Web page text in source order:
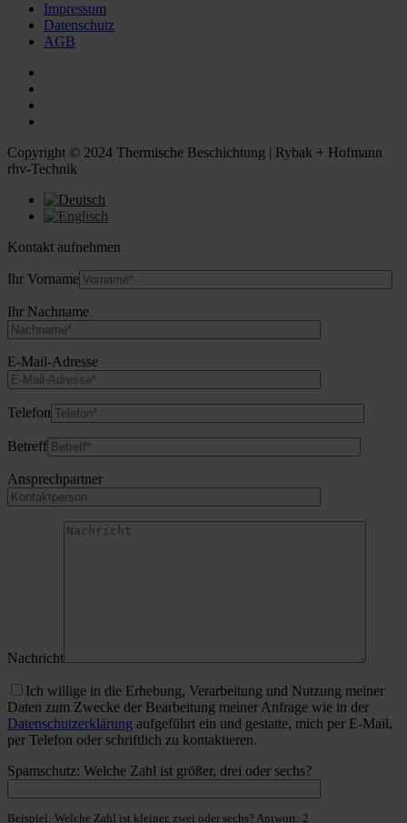
Impressum
Datenschutz
AGB
Copyright © 2024 Thermische Beschichtung | Rybak + Hofmann
rhv-Technik
Kontakt aufnehmen
Ihr Vorname
Ihr Nachname
E-Mail-Adresse
Telefon
Betreff
Ansprechpartner
Nachricht
Ich willige in die Erhebung, Verarbeitung und Nutzung meiner
Daten zum Zwecke der Bearbeitung meiner Anfrage wie in der
Datenschutzerklärung aufgeführt ein und gestatte, mich per E-Mail,
per Telefon oder schriftlich zu kontaktieren.
Spamschutz: Welche Zahl ist größer, drei oder sechs?
Beispiel: Welche Zahl ist kleiner, zwei oder sechs? Antwort: 2